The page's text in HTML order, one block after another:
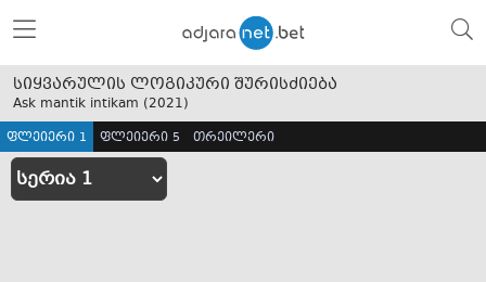
სიყვარულის ლოგიკური შურისძიება
Ask mantik intikam (2021)
ფლეიერი 1 ფლეიერი 5 თრეილერი